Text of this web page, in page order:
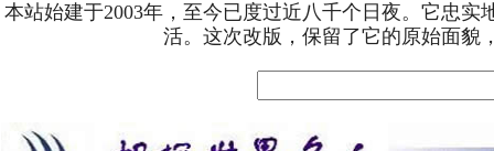
本站始建于2003年，至今已度过近八千个日夜。它忠
活。这次改版，保留了它的原始面貌